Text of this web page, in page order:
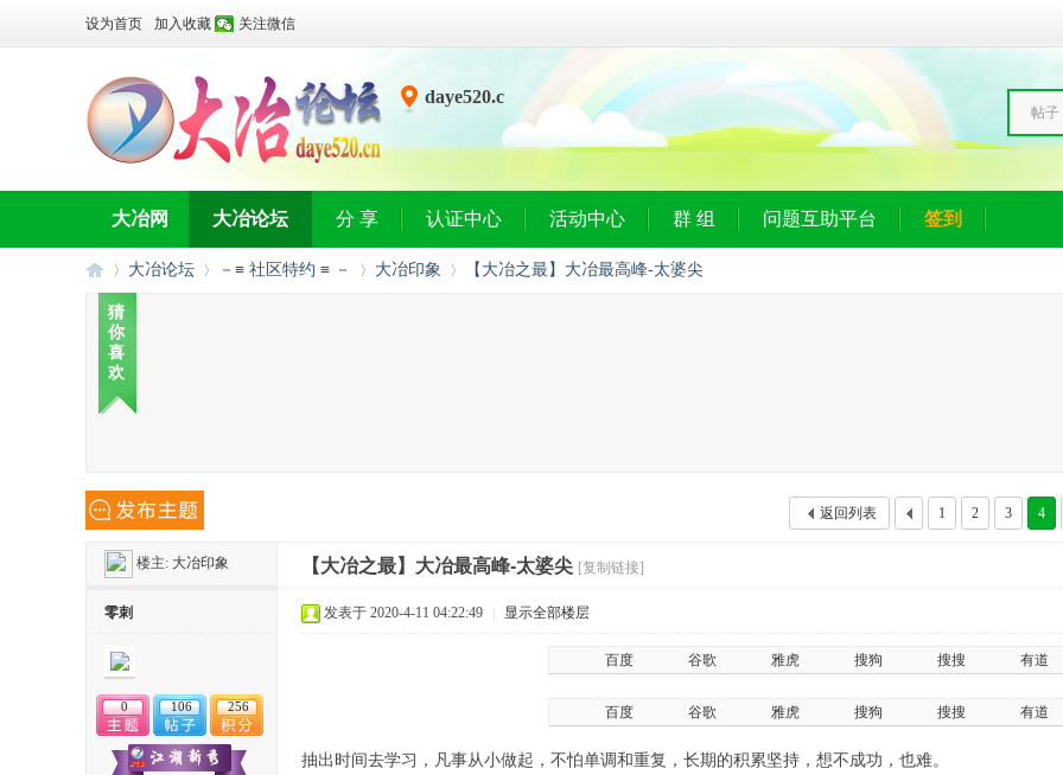
设为首页 加入收藏 关注微信
daye520.c
帖子
大冶网 大冶论坛 分 享 认证中心 活动中心 群 组 问题互助平台 签到
»
大冶论坛 －≡ 社区特约 ≡ － 大冶印象 【大冶之最】大冶最高峰-太婆尖
猜
你
喜
欢
1 2 3 4
返回列表
楼主: 大冶印象 【大冶之最】大冶最高峰-太婆尖 [复制链接]
零刺
0 106 256
发表于 2020-4-11 04:22:49 显示全部楼层
百度 谷歌 雅虎 搜狗 搜搜 有道
百度 谷歌 雅虎 搜狗 搜搜 有道
抽出时间去学习，凡事从小做起，不怕单调和重复，长期的积累坚持，想不成功，也难。